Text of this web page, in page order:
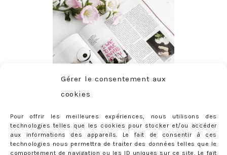
Gérer le consentement aux
cookies
Pour offrir les meilleures expériences, nous utilisons des
technologies telles que les cookies pour stocker et/ou accéder
aux informations des appareils. Le fait de consentir à ces
technologies nous permettra de traiter des données telles que le
comportement de navigation ou les ID uniques sur ce site. Le fait